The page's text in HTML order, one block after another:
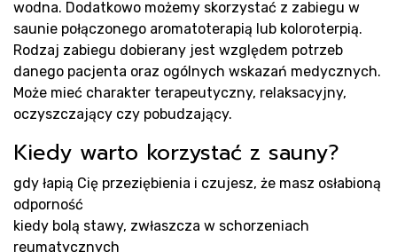
wodna. Dodatkowo możemy skorzystać z zabiegu w
saunie połączonego aromatoterapią lub koloroterpią.
Rodzaj zabiegu dobierany jest względem potrzeb
danego pacjenta oraz ogólnych wskazań medycznych.
Może mieć charakter terapeutyczny, relaksacyjny,
oczyszczający czy pobudzający.
Kiedy warto korzystać z sauny?
gdy łapią Cię przeziębienia i czujesz, że masz osłabioną
odporność
kiedy bolą stawy, zwłaszcza w schorzeniach
reumatycznych